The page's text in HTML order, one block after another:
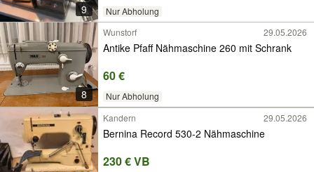
9 Nur Abholung
8
Wunstorf 29.05.2026
Antike Pfaff Nähmaschine 260 mit Schrank
60 €
Nur Abholung
Kandern 29.05.2026
Bernina Record 530-2 Nähmaschine
230 € VB